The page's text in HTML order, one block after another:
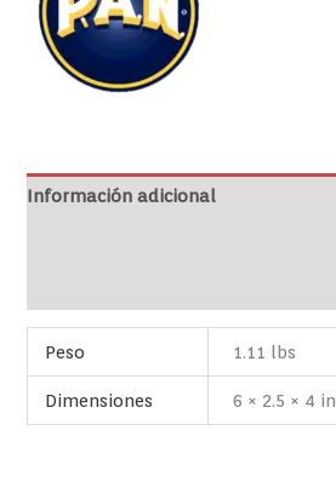
Información adicional
Peso 1.11 lbs
Dimensiones 6 × 2.5 × 4 in